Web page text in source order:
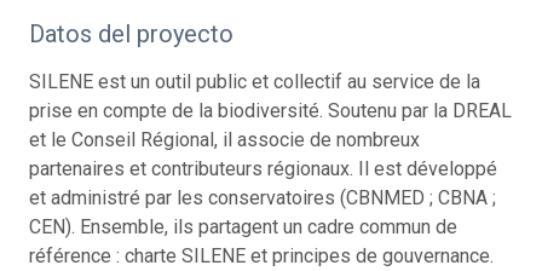
Datos del proyecto
SILENE est un outil public et collectif au service de la
prise en compte de la biodiversité. Soutenu par la DREAL
et le Conseil Régional, il associe de nombreux
partenaires et contributeurs régionaux. Il est développé
et administré par les conservatoires (CBNMED ; CBNA ;
CEN). Ensemble, ils partagent un cadre commun de
référence : charte SILENE et principes de gouvernance.